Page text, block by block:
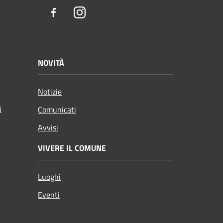
FacebookInstagram
NOVITÀ
Notizie
Comunicati
Avvisi
VIVERE IL COMUNE
Luoghi
Eventi